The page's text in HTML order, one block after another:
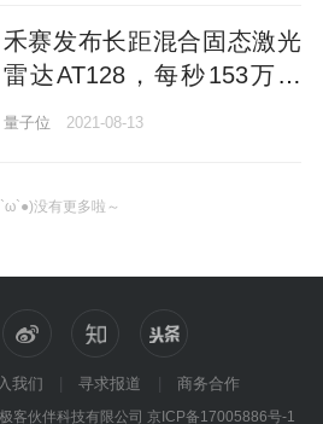
禾赛发布长距混合固态激光
雷达AT128，每秒153万点
量子位 2021-08-13
没有更多啦～
我们 寻求报道
商务合作
客伙伴科技有限公司 京ICP备17005886号-1